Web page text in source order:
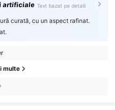
artificiale Text bazat pe detalii
curată, cu un aspect rafinat.
multe